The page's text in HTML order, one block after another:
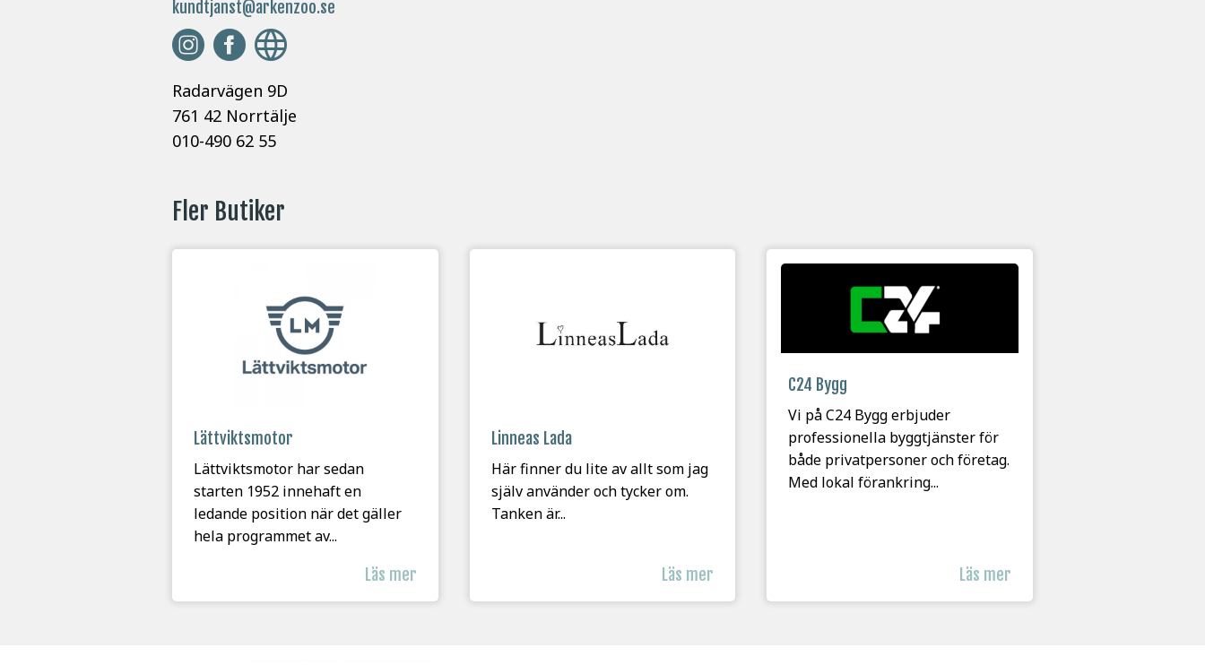
kundtjanst@arkenzoo.se
Radarvägen 9D
761 42 Norrtälje
010-490 62 55
Fler Butiker
Lättviktsmotor
Lättviktsmotor har sedan
starten 1952 innehaft en
ledande position när det gäller
hela programmet av...
Läs mer
Linneas Lada
Här finner du lite av allt som jag
själv använder och tycker om.
Tanken är...
Läs mer
C24 Bygg
Vi på C24 Bygg erbjuder
professionella byggtjänster för
både privatpersoner och företag.
Med lokal förankring...
Läs mer